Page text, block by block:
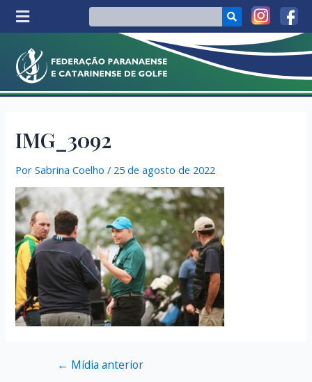
IMG_3092
PorSabrina Coelho / 25 de agosto de 2022
← Mídia anterior